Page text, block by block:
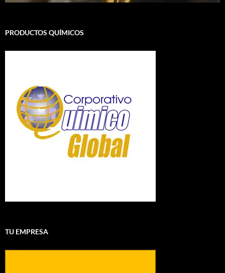
PRODUCTOS QUÍMICOS
TU EMPRESA